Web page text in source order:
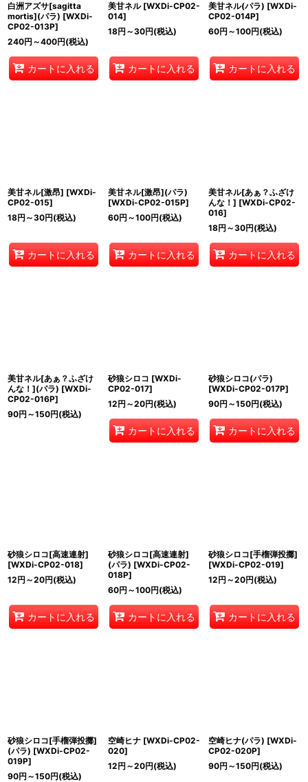
白洲アズサ[sagitta
mortis](パラ) [WXDi-
CP02-013P]
240円 ～400円(税込)
カートに入れる
美甘ネル [WXDi-CP02-
014]
18円 ～30円(税込)
カートに入れる
美甘ネル(パラ) [WXDi-
CP02-014P]
60円 ～100円(税込)
カートに入れる
美甘ネル[激昂] [WXDi-
CP02-015]
18円 ～30円(税込)
カートに入れる
美甘ネル[激昂](パラ)
[WXDi-CP02-015P]
60円 ～100円(税込)
カートに入れる
美甘ネル[あぁ？ふざけ
んな！] [WXDi-CP02-
016]
18円 ～30円(税込)
カートに入れる
美甘ネル[あぁ？ふざけ
んな！](パラ) [WXDi-
CP02-016P]
90円 ～150円(税込)
砂狼シロコ [WXDi-
CP02-017]
12円 ～20円(税込)
カートに入れる
砂狼シロコ(パラ)
[WXDi-CP02-017P]
90円 ～150円(税込)
カートに入れる
砂狼シロコ[高速連射]
[WXDi-CP02-018]
12円 ～20円(税込)
カートに入れる
砂狼シロコ[高速連射]
(パラ) [WXDi-CP02-
018P]
60円 ～100円(税込)
カートに入れる
砂狼シロコ[手榴弾投擲]
[WXDi-CP02-019]
12円 ～20円(税込)
カートに入れる
砂狼シロコ[手榴弾投擲]
(パラ) [WXDi-CP02-
019P]
90円 ～150円(税込)
空崎ヒナ [WXDi-CP02-
020]
12円 ～20円(税込)
空崎ヒナ(パラ) [WXDi-
CP02-020P]
90円 ～150円(税込)